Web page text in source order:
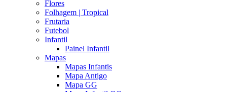
Flores
Folhagem | Tropical
Frutaria
Futebol
Infantil
Painel Infantil
Mapas
Mapas Infantis
Mapa Antigo
Mapa GG